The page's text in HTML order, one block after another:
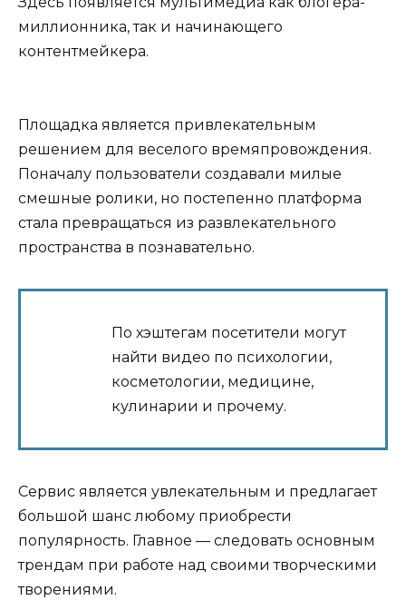
миллионника, так и начинающего
контентмейкера.
Площадка является привлекательным
решением для веселого времяпровождения.
Поначалу пользователи создавали милые
смешные ролики, но постепенно платформа
стала превращаться из развлекательного
пространства в познавательно.
По хэштегам посетители могут
найти видео по психологии,
косметологии, медицине,
кулинарии и прочему.
Сервис является увлекательным и предлагает
большой шанс любому приобрести
популярность. Главное — следовать основным
трендам при работе над своими творческими
творениями.